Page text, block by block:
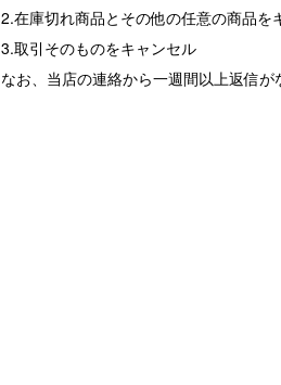
2.在庫切れ商品とその他の任意の商品を
3.取引そのものをキャンセル
なお、当店の連絡から一週間以上返信